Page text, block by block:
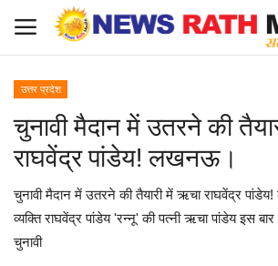
About Us
राज्य-शहर
Apply for News Rath Media ID Card
उत्तर प्रदेश
चुनावी मैदान में उतरने की
राघवेंद्र पांडेय! लखनऊ।
चुनावी मैदान में उतरने की तैयारी में ऋचा राघवेंद्र
व्यक्ति राघवेंद्र पांडेय 'रन्नू' की पत्नी ऋचा पांडेय इस
चुनावी